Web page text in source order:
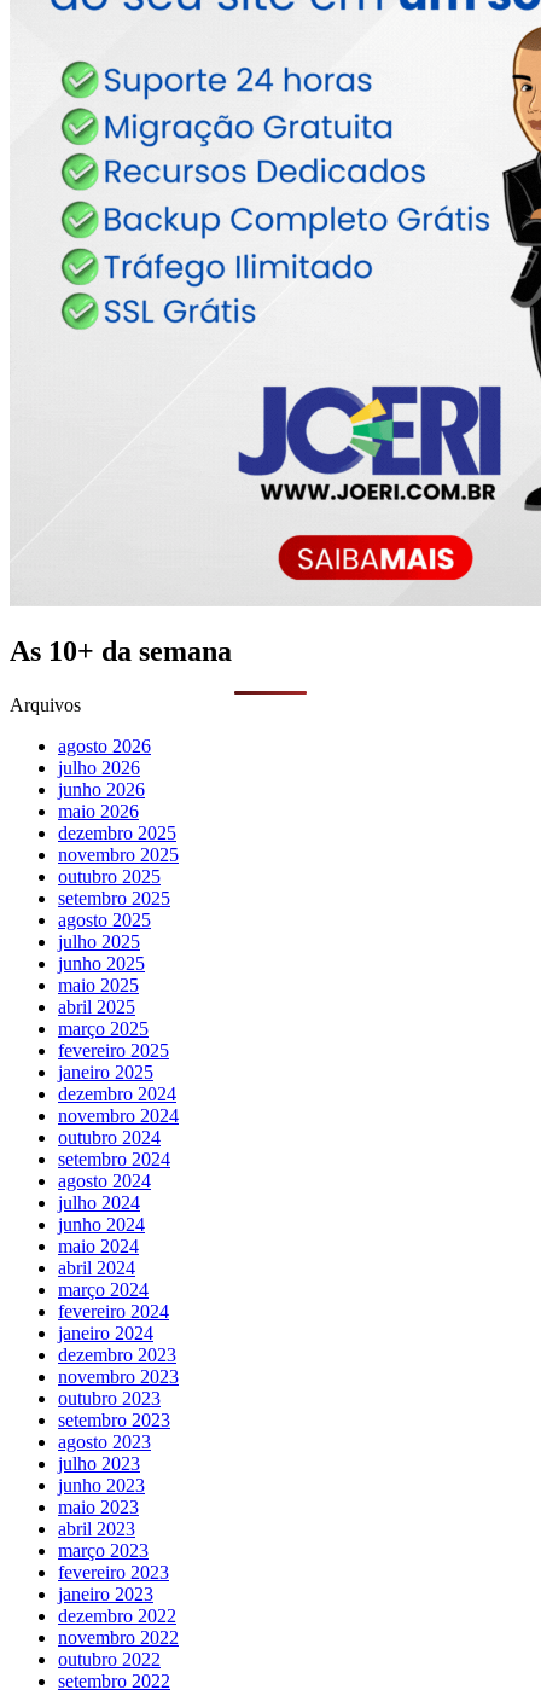
As 10+ da semana
Arquivos
agosto 2026
julho 2026
junho 2026
maio 2026
dezembro 2025
novembro 2025
outubro 2025
setembro 2025
agosto 2025
julho 2025
junho 2025
maio 2025
abril 2025
março 2025
fevereiro 2025
janeiro 2025
dezembro 2024
novembro 2024
outubro 2024
setembro 2024
agosto 2024
julho 2024
junho 2024
maio 2024
abril 2024
março 2024
fevereiro 2024
janeiro 2024
dezembro 2023
novembro 2023
outubro 2023
setembro 2023
agosto 2023
julho 2023
junho 2023
maio 2023
abril 2023
março 2023
fevereiro 2023
janeiro 2023
dezembro 2022
novembro 2022
outubro 2022
setembro 2022